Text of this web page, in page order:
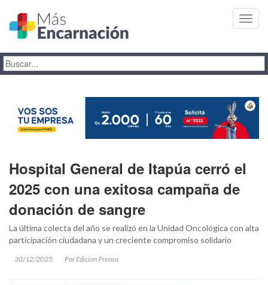
Hospital General de Itapúa cerró el
2025 con una exitosa campaña de
donación de sangre
La última colecta del año se realizó en la Unidad Oncológica con alta
participación ciudadana y un creciente compromiso solidario
30/12/2025 Por Edicion Prensa